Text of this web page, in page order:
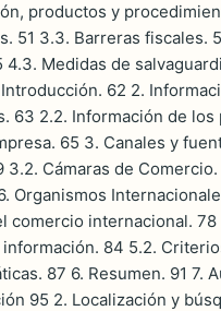
productos y
51 3.3. Barreras fiscales.
Medidas de
62 2.
63 2.2. Información de
65 3. Canales y
3.2. Cámaras de
Organismos
comercio internacional.
84 5.2.
87 6. Resumen. 91
95 2. Localización y